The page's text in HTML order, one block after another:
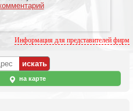
Информация для представителей фирм
на карте